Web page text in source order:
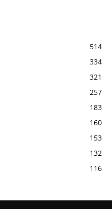
514
334
321
257
183
160
153
132
116